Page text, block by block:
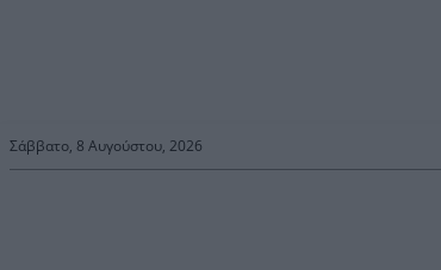
Σάββατο, 8 Αυγούστου, 2026